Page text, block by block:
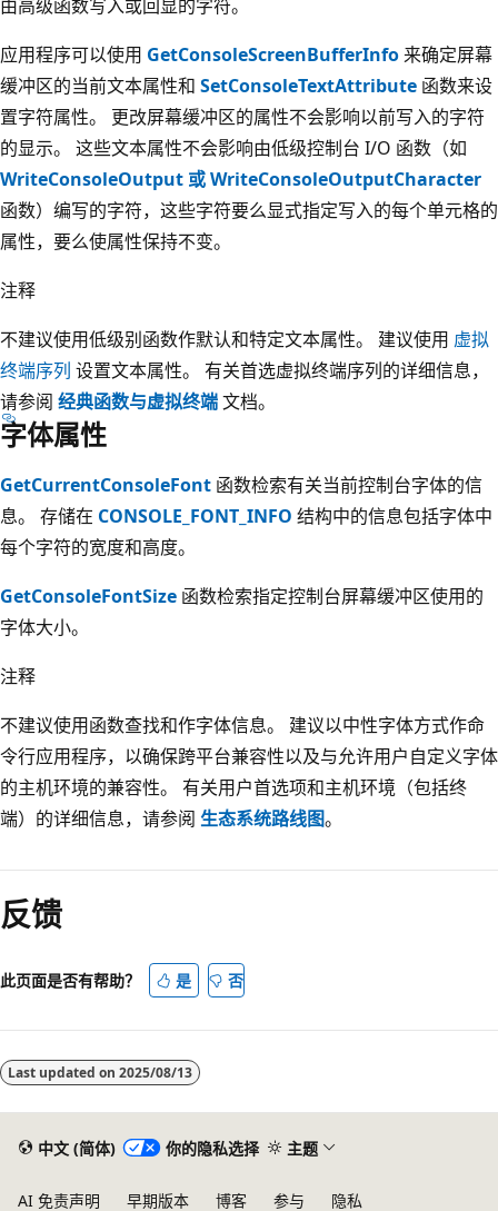
由高级函数写入或回显的字符。
应用程序可以使用 GetConsoleScreenBufferInfo 来确定屏幕
缓冲区的当前文本属性和 SetConsoleTextAttribute 函数来设
置字符属性。 更改屏幕缓冲区的属性不会影响以前写入的字符
的显示。 这些文本属性不会影响由低级控制台 I/O 函数（如
WriteConsoleOutput 或 WriteConsoleOutputCharacter
函数）编写的字符，这些字符要么显式指定写入的每个单元格的
属性，要么使属性保持不变。
注释
不建议使用低级别函数作默认和特定文本属性。 建议使用 虚拟
终端序列 设置文本属性。 有关首选虚拟终端序列的详细信息，
请参阅 经典函数与虚拟终端文档。
字体属性
GetCurrentConsoleFont 函数检索有关当前控制台字体的信
息。 存储在 CONSOLE_FONT_INFO 结构中的信息包括字体中
每个字符的宽度和高度。
GetConsoleFontSize 函数检索指定控制台屏幕缓冲区使用的
字体大小。
注释
不建议使用函数查找和作字体信息。 建议以中性字体方式作命
令行应用程序，以确保跨平台兼容性以及与允许用户自定义字体
的主机环境的兼容性。 有关用户首选项和主机环境（包括终
端）的详细信息，请参阅 生态系统路线图。
反馈
此页面是否有帮助？ 是 否
Last updated on 2025/08/13
中文 (简体) 你的隐私选择 主题
AI 免责声明 早期版本 博客 参与 隐私